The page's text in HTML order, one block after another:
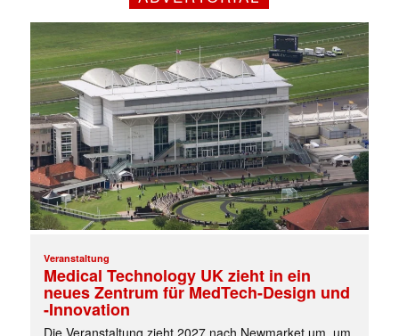
Veranstaltung
Medical Technology UK zieht in ein
neues Zentrum für MedTech-Design und
-Innovation